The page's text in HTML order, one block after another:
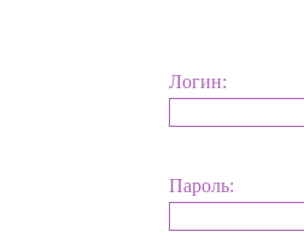
Логин:
Пароль: